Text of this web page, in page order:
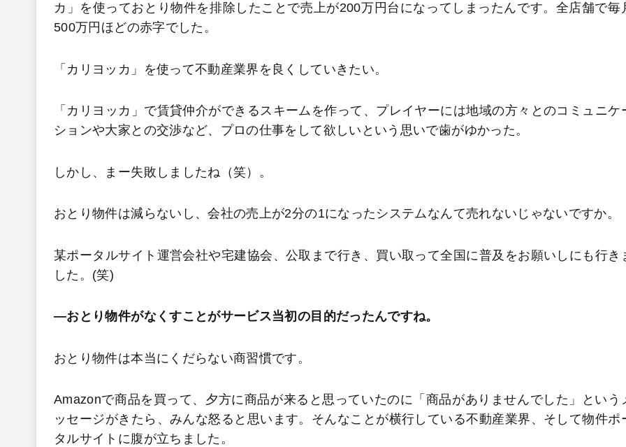
カ」を使っておとり物件を排除したことで売上が200万円台になってしまったんです。全店舗で毎
500万円ほどの赤字でした。
「カリヨッカ」を使って不動産業界を良くしていきたい。
「カリヨッカ」で賃貸仲介ができるスキームを作って、プレイヤーには地域の方々とのコミュニケ
ションや大家との交渉など、プロの仕事をして欲しいという思いで歯がゆかった。
しかし、まー失敗しましたね（笑）。
おとり物件は減らないし、会社の売上が2分の1になったシステムなんて売れないじゃないですか。
某ポータルサイト運営会社や宅建協会、公取まで行き、買い取って全国に普及をお願いしにも行き
した。(笑)
―おとり物件がなくすことがサービス当初の目的だったんですね。
おとり物件は本当にくだらない商習慣です。
Amazonで商品を買って、夕方に商品が来ると思っていたのに「商品がありませんでした」という
ッセージがきたら、みんな怒ると思います。そんなことが横行している不動産業界、そして物件ポ
タルサイトに腹が立ちました。